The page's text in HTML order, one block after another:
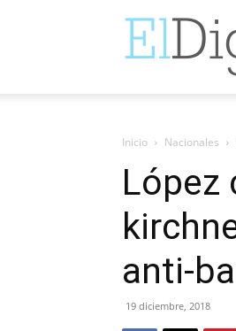
Inicio Nacionales
López
anti-
19 diciembre, 2018